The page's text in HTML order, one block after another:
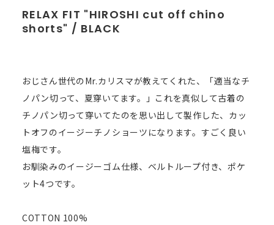
RELAX FIT "HIROSHI cut off chino
shorts" / BLACK
おじさん世代のMr.カリスマが教えてくれた、「適当なチ
ノパン切って、夏穿いてます。」これを真似して古着の
チノパン切って穿いてたのを思い出して製作した、カッ
トオフのイージーチノショーツになります。すごく良い
塩梅です。
お馴染みのイージーゴム仕様、ベルトループ付き、ポケ
ット4つです。
COTTON 100%